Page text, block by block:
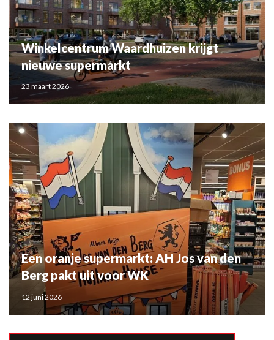
Winkelcentrum Waardhuizen krijgt
nieuwe supermarkt
23 maart 2026
Een oranje supermarkt: AH Jos van den
Berg pakt uit voor WK
12 juni 2026